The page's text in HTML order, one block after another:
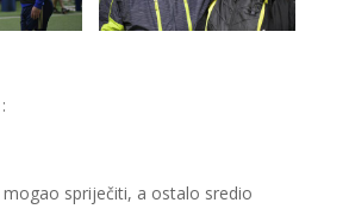
mogao spriječiti, a ostalo sredio